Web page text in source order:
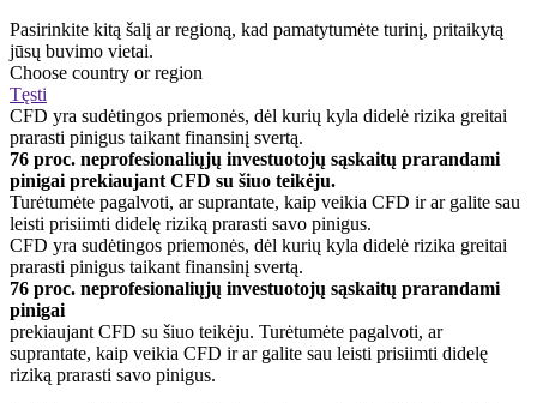
Pasirinkite kitą šalį ar regioną, kad pamatytumėte turinį, pritaikytą
jūsų buvimo vietai.
Choose country or region
Tęsti
CFD yra sudėtingos priemonės, dėl kurių kyla didelė rizika greitai
prarasti pinigus taikant finansinį svertą.
76 proc. neprofesionaliųjų investuotojų sąskaitų prarandami
pinigai prekiaujant CFD su šiuo teikėju.
Turėtumėte pagalvoti, ar suprantate, kaip veikia CFD ir ar galite sau
leisti prisiimti didelę riziką prarasti savo pinigus.
CFD yra sudėtingos priemonės, dėl kurių kyla didelė rizika greitai
prarasti pinigus taikant finansinį svertą.
76 proc. neprofesionaliųjų investuotojų sąskaitų prarandami
pinigai
prekiaujant CFD su šiuo teikėju. Turėtumėte pagalvoti, ar
suprantate, kaip veikia CFD ir ar galite sau leisti prisiimti didelę
riziką prarasti savo pinigus.